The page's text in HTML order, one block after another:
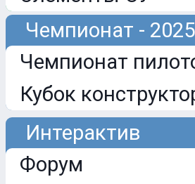
Чемпионат - 2025
Чемпионат
Кубок
Интерактив
Форум